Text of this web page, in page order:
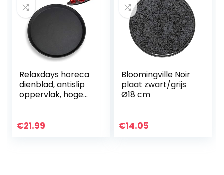
Relaxdays horeca
dienblad, antislip
oppervlak, hoge
restaurant, Ø 35
€21.99
Bloomingville Noir
plaat zwart/grijs
Ø18 cm
€14.05